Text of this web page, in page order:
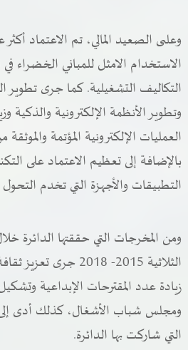
وعلىى الصعيد المالي، تم الاعتماد
الاستخدام الامثل للمباني الخضراء
التكاليف التشغيلية. كما جرى تطوير
وتطوير الأنظمة الإلكترونية والذكية
العمليات الإلكترونية المؤتمة والموثقة
بالإضافة إلى تعظيم الاعتماد على
التطبيقات والأجهزة التي تخدم التحول
ومن المخرجات التي حققتها الدائرة
الثلاثية 2015- 2018
زيادة عدد المقترحات الإبداعية وتشكيل
ومجلس شباب الأشغال، كذلك أدى إلى
التي شاركت بها الدائرة.